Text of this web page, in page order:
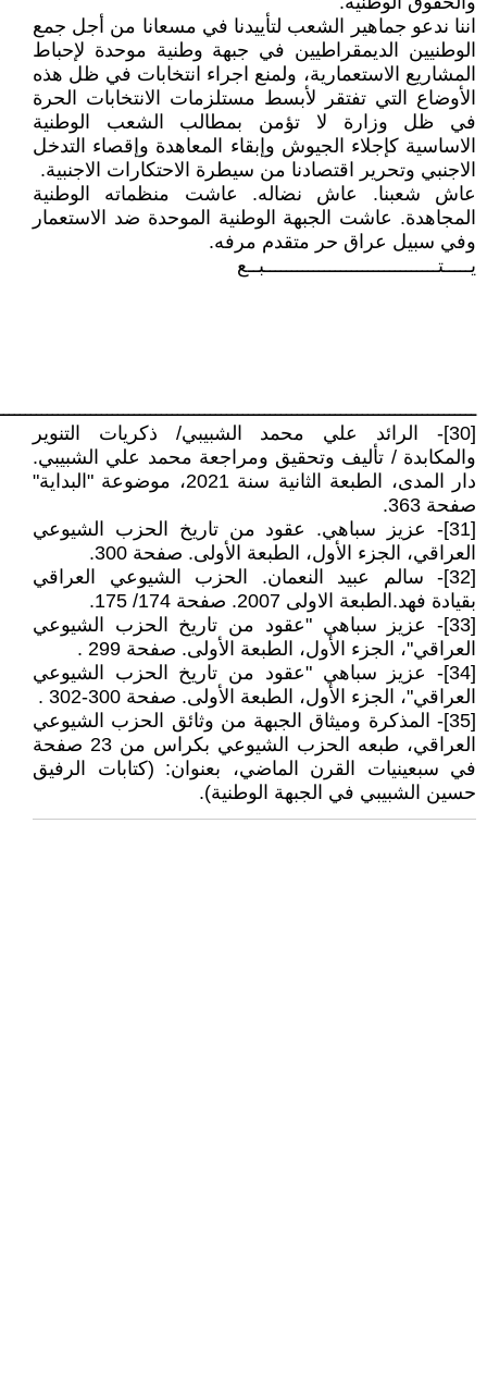
اننا ندعو جماهير الشعب لتأييدنا في مسعانا من أجل جمع
الوطنيين الديمقراطيين في جبهة وطنية موحدة لإحباط
المشاريع الاستعمارية، ولمنع اجراء انتخابات في ظل هذه
الأوضاع التي تفتقر لأبسط مستلزمات الانتخابات الحرة
في ظل وزارة لا تؤمن بمطالب الشعب الوطنية
الاساسية كإجلاء الجيوش وإبقاء المعاهدة وإقصاء التدخل
الاجنبي وتحرير اقتصادنا من سيطرة الاحتكارات الاجنبية.
عاش شعبنا. عاش نضاله. عاشت منظماته الوطنية
المجاهدة. عاشت الجبهة الوطنية الموحدة ضد الاستعمار
وفي سبيل عراق حر متقدم مرفه.
يـــــتــــــــــــــــــــــــــــــــبــع
[30]- الرائد علي محمد الشبيبي/ ذكريات التنوير
والمكابدة / تأليف وتحقيق ومراجعة محمد علي الشبيبي.
دار المدى، الطبعة الثانية سنة 2021، موضوعة "البداية"
صفحة 363.
[31]- عزيز سباهي. عقود من تاريخ الحزب الشيوعي
العراقي، الجزء الأول، الطبعة الأولى. صفحة 300.
[32]- سالم عبيد النعمان. الحزب الشيوعي العراقي
بقيادة فهد.الطبعة الاولى 2007. صفحة 174/ 175.
[33]- عزيز سباهي "عقود من تاريخ الحزب الشيوعي
العراقي"، الجزء الأول، الطبعة الأولى. صفحة 299 .
[34]- عزيز سباهي "عقود من تاريخ الحزب الشيوعي
العراقي"، الجزء الأول، الطبعة الأولى. صفحة 300-302 .
[35]- المذكرة وميثاق الجبهة من وثائق الحزب الشيوعي
العراقي، طبعه الحزب الشيوعي بكراس من 23 صفحة
في سبعينيات القرن الماضي، بعنوان: (كتابات الرفيق
حسين الشبيبي في الجبهة الوطنية).